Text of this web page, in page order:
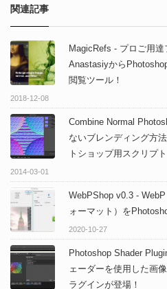
関連記事
MagicRefs - プロご用
Anastasiyから
閲覧ツール！
2018-12-08
Combine Normal
ないブレンディング方
トショップ用スクリプト
2014-03-01
WebPShop v0.3 -
ォーマット）を
2020-10-27
Photoshop Shader
ェーダーを使用した画
ラグインが登場！